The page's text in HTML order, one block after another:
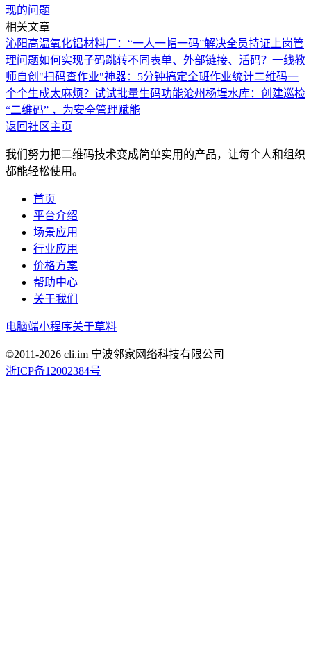
现的问题
相关文章
沁阳高温氧化铝材料厂：“一人一帽一码”解决全员持证上岗管
理问题如何实现子码跳转不同表单、外部链接、活码？ 一线教
师自创"扫码查作业"神器：5分钟搞定全班作业统计二维码一
个个生成太麻烦？试试批量生码功能沧州杨埕水库：创建巡检
“二维码” ，为安全管理赋能
返回社区主页
我们努力把二维码技术变成简单实用的产品，让每个人和组织
都能轻松使用。
首页
平台介绍
场景应用
行业应用
价格方案
帮助中心
关于我们
电脑端小程序关于草料
©2011-2026 cli.im 宁波邻家网络科技有限公司
浙ICP备12002384号